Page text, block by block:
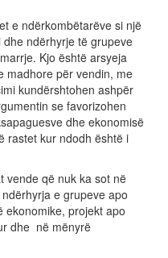
e ndërkombëtarëve si një
ndërhyrje të grupeve
Kjo është arsyeja
madhore për vendin, me
kundërshtohen ashpër
se favorizohen
dhe ekonomisë
rastet kur ndodh është i
vende që nuk ka sot në
e grupeve apo
ekonomike, projekt apo
dhe në mënyrë